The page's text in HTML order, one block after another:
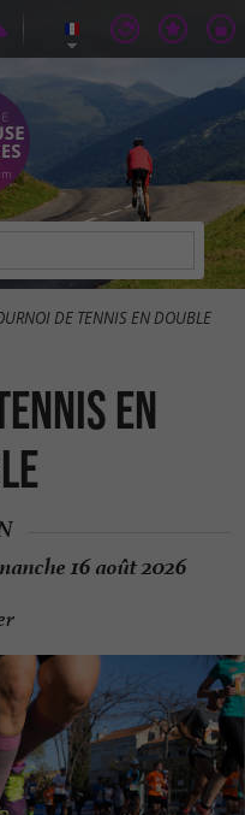
DE TENNIS EN DOUBLE
EN
16 août 2026